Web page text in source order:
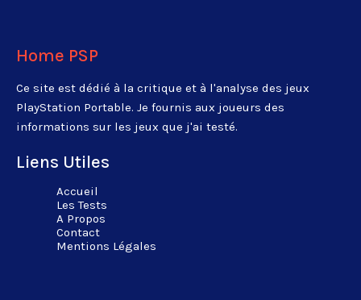
Home PSP
Ce site est dédié à la critique et à l'analyse des jeux
PlayStation Portable. Je fournis aux joueurs des
informations sur les jeux que j'ai testé.
Liens Utiles
Accueil
Les Tests
A Propos
Contact
Mentions Légales